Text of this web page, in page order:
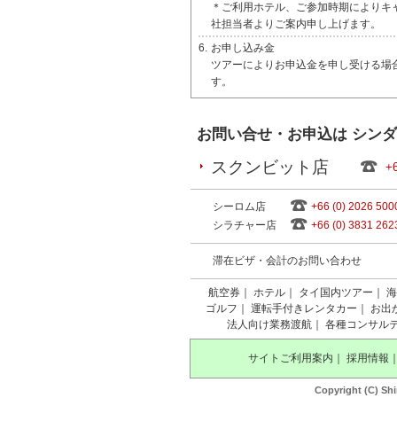
＊ご利用ホテル、ご参加時期により
社担当者よりご案内申し上げます。
6. お申し込み金
ツアーによりお申込金を申し受ける
す。
お問い合せ・お申込は シン
スクンビット店
シーロム店
+66 (0) 2026
シラチャー店
+66 (0) 3831
滞在ビザ・会計のお問い合わせ
航空券 ホテル タイ国内ツアー
ゴルフ
運転手付きレンタカー
お出
法人向け業務渡航
各種コンサル
サイトご利用案内 採用情報
Copyright (C)